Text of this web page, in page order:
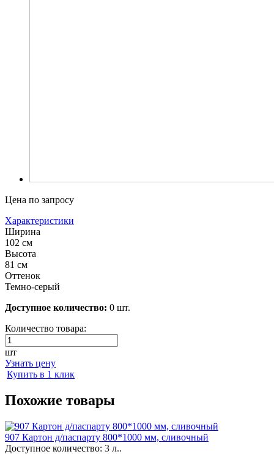
Цена по запросу
Характеристики
Ширина
102 см
Высота
81 см
Оттенок
Темно-серый
Доступное количество: 0 шт.
Количество товара:
шт
Узнать цену
Купить в 1 клик
Похожие товары
907 Картон д/паспарту 800*1000 мм, сливочный
Доступное количество: 3 л..